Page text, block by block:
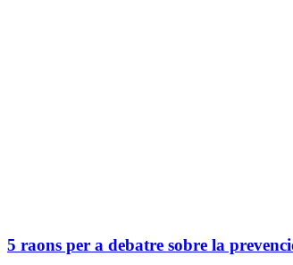
5 raons per a debatre sobre la